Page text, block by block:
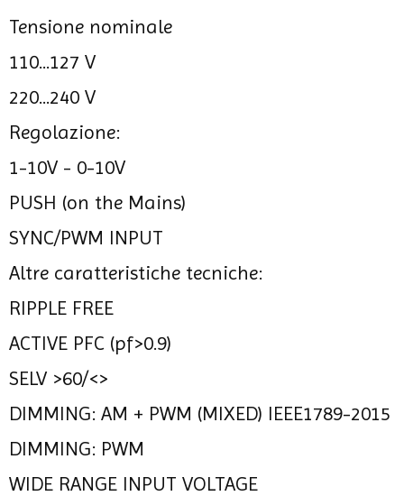
Tensione nominale
110...127 V
220...240 V
Regolazione:
1-10V - 0-10V
PUSH (on the Mains)
SYNC/PWM INPUT
Altre caratteristiche tecniche:
RIPPLE FREE
ACTIVE PFC (pf>0.9)
SELV >60/<>
DIMMING: AM + PWM (MIXED) IEEE1789-2015
DIMMING: PWM
WIDE RANGE INPUT VOLTAGE